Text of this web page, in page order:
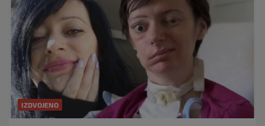
IZDVOJENO